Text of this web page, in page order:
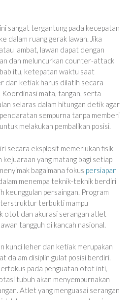
sangat tergantung pada kecepatan
dalam ruang gerak lawan. Jika
lambat, lawan dapat dengan
dan meluncurkan counter-attack
itu, ketepatan waktu saat
dan ketiak harus dilatih secara
mata, tangan, serta
selaras dalam hitungan detik agar
sempurna tanpa memberi
melakukan pembalikan posisi.
secara eksplosif memerlukan fisik
kejuaraan yang matang bagi setiap
bagaimana fokus persiapan
menempa teknik-teknik berdiri
keunggulan persaingan. Program
terbukti mampu
otot dan akurasi serangan atlet
tangguh di kancah nasional.
kunci leher dan ketiak merupakan
dalam disiplin gulat posisi berdiri.
pada penguatan otot inti,
tubuh akan menyempurnakan
Atlet yang menguasai serangan